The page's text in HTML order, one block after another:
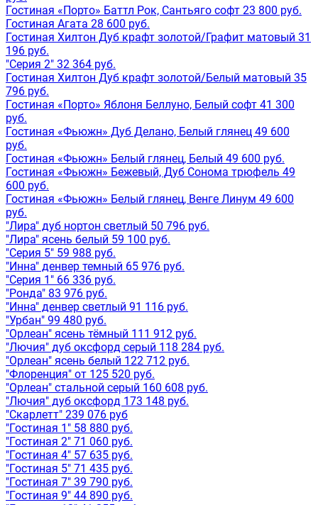
Гостиная «Порто» Баттл Рок, Сантьяго софт 23 800 руб.
Гостиная Агата 28 600 руб.
Гостиная Хилтон Дуб крафт золотой/Графит матовый 31
196 руб.
"Серия 2" 32 364 руб.
Гостиная Хилтон Дуб крафт золотой/Белый матовый 35
796 руб.
Гостиная «Порто» Яблоня Беллуно, Белый софт 41 300
руб.
Гостиная «Фьюжн» Дуб Делано, Белый глянец 49 600
руб.
Гостиная «Фьюжн» Белый глянец, Белый 49 600 руб.
Гостиная «Фьюжн» Бежевый, Дуб Сонома трюфель 49
600 руб.
Гостиная «Фьюжн» Белый глянец, Венге Линум 49 600
руб.
"Лира" дуб нортон светлый 50 796 руб.
"Лира" ясень белый 59 100 руб.
"Серия 5" 59 988 руб.
"Инна" денвер темный 65 976 руб.
"Серия 1" 66 336 руб.
"Ронда" 83 976 руб.
"Инна" денвер светлый 91 116 руб.
"Урбан" 99 480 руб.
"Орлеан" ясень тёмный 111 912 руб.
"Лючия" дуб оксфорд серый 118 284 руб.
"Орлеан" ясень белый 122 712 руб.
"Флоренция" от 125 520 руб.
"Орлеан" стальной серый 160 608 руб.
"Лючия" дуб оксфорд 173 148 руб.
"Скарлетт" 239 076 руб
"Гостиная 1" 58 880 руб.
"Гостиная 2" 71 060 руб.
"Гостиная 4" 57 635 руб.
"Гостиная 5" 71 435 руб.
"Гостиная 7" 39 790 руб.
"Гостиная 9" 44 890 руб.